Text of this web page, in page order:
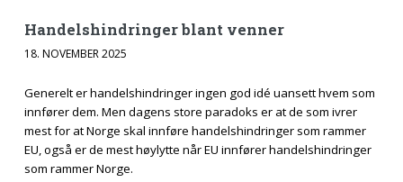
Handels­hindringer blant venner
18. NOVEMBER 2025
Generelt er handelshindringer ingen god idé uansett hvem som
innfører dem. Men dagens store paradoks er at de som ivrer
mest for at Norge skal innføre handelshindringer som rammer
EU, også er de mest høylytte når EU innfører handelshindringer
som rammer Norge.